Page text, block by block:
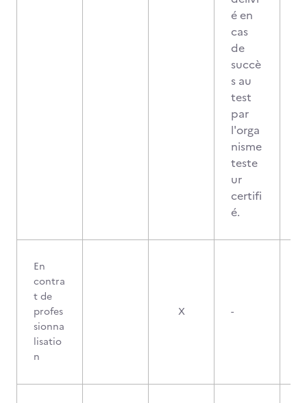
é en
cas
de
succè
s au
test
par
l'orga
nisme
teste
ur
certifi
é.
En
contra
t de
profes
sionna
lisatio
n
X -